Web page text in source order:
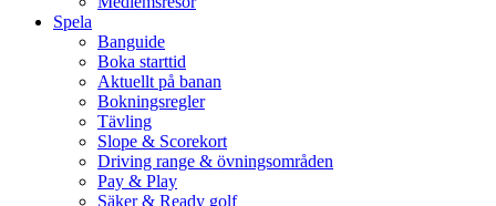
Spela
Banguide
Boka starttid
Aktuellt på banan
Bokningsregler
Tävling
Slope & Scorekort
Driving range & övningsområden
Pay & Play
Säker & Ready golf